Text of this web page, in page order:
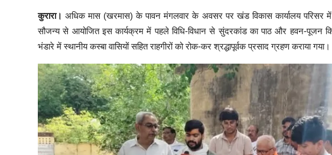
​कुरारा।अधिक मास (खरमास) के पावन मंगलवार के अवसर पर खंड विकास कार्यालय परिसर
सौजन्य से आयोजित इस कार्यक्रम में पहले विधि-विधान से सुंदरकांड का पाठ और हवन-पूजन
भंडारे में स्थानीय कस्बा वासियों सहित राहगीरों को रोक-कर श्रद्धापूर्वक प्रसाद ग्रहण कराया गया।